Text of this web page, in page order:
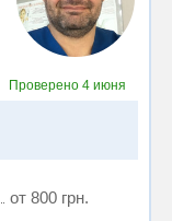
Проверено4 июня
от 800 грн.